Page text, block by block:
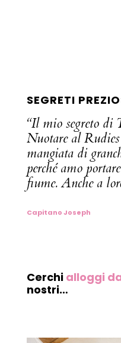
SEGRETI
“Il mio segreto di
Nuotare al
mangiata di
perché amo
fiume. Anche a
Capitano Joseph
Cerchi alloggi
nostri…